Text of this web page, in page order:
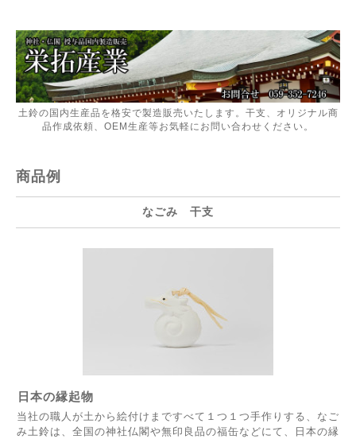
土鈴の国内生産品を格安で製造販売いたします。干支、オリジナル商
品作成依頼、OEM生産等お気軽にお問い合わせください。
商品例
なごみ 干支
日本の縁起物
当社の職人が土から絵付けまですべて１つ１つ手作りする、なご
み土鈴は、全国の神社仏閣や無印良品の福缶などにて、日本の縁